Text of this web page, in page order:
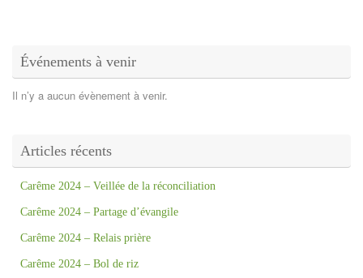
Événements à venir
Il n’y a aucun évènement à venir.
Articles récents
Carême 2024 – Veillée de la réconciliation
Carême 2024 – Partage d’évangile
Carême 2024 – Relais prière
Carême 2024 – Bol de riz